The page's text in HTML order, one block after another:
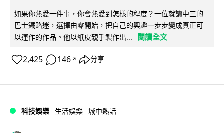
如果你熱愛一件事，你會熱愛到怎樣的程度？一位就讀中三的
巴士鐵路迷，選擇由零開始，把自己的興趣一步步變成真正可
以運作的作品。他以紙皮親手製作出...
閱讀全文
2,425 146 ↗ 分享
科技娛樂 生活娛樂 城中熱話